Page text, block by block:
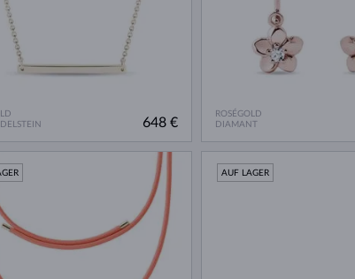
648 €
ROSÉGOLD
DIAMANT
AUF LAGER